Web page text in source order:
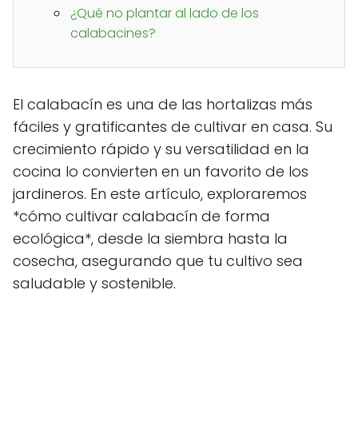
¿Qué no plantar al lado de los
calabacines?
El calabacín es una de las hortalizas más
fáciles y gratificantes de cultivar en casa. Su
crecimiento rápido y su versatilidad en la
cocina lo convierten en un favorito de los
jardineros. En este artículo, exploraremos
*cómo cultivar calabacín de forma
ecológica*, desde la siembra hasta la
cosecha, asegurando que tu cultivo sea
saludable y sostenible.